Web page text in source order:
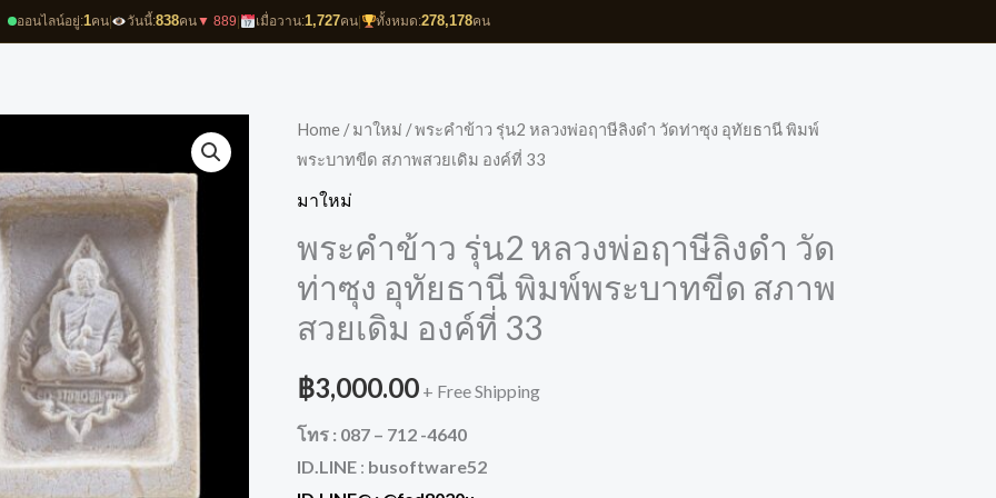
ออนไลน์อยู่:1คน| วันนี้:838คน▼ 889 เมื่อวาน:1,727คน| ทั้งหมด:278,178คน
Home /มาใหม่ / พระคำข้าว รุ่น2 หลวงพ่อฤาษีลิงดำ วัดท่าซุง อุทัยธานี พิมพ์
พระบาทขีด สภาพสวยเดิม องค์ที่ 33
มาใหม่
พระคำข้าว รุ่น2 หลวงพ่อฤาษีลิงดำ วัด
ท่าซุง อุทัยธานี พิมพ์พระบาทขีด สภาพ
สวยเดิม องค์ที่ 33
฿3,000.00 + Free Shipping
โทร : 087 – 712 -4640
ID.LINE : busoftware52